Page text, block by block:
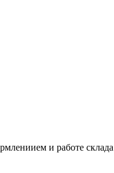
и работе